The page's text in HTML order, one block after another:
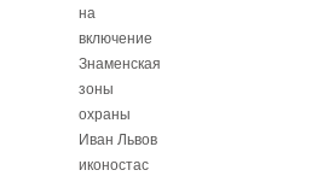
на
включение
Знаменская
зоны
охраны
Иван Львов
иконостас